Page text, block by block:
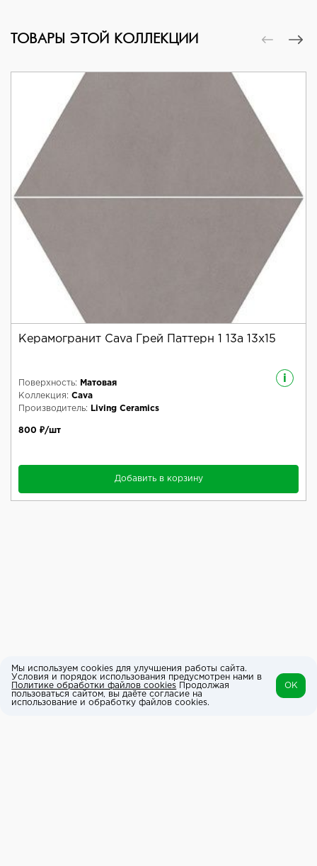
ТОВАРЫ ЭТОЙ КОЛЛЕКЦИИ
Керамогранит Cava Грей Паттерн 1 13a 13x15
i
Поверхность:
Матовая
Коллекция: Cava
Производитель:
Living Ceramics
800 ₽/шт
Добавить в корзину
Мы используем cookies для улучшения работы сайта.
Условия и порядок использования предусмотрен нами в
Политике обработки файлов cookies Продолжая
пользоваться сайтом, вы даёте согласие на
использование и обработку файлов cookies.
OK